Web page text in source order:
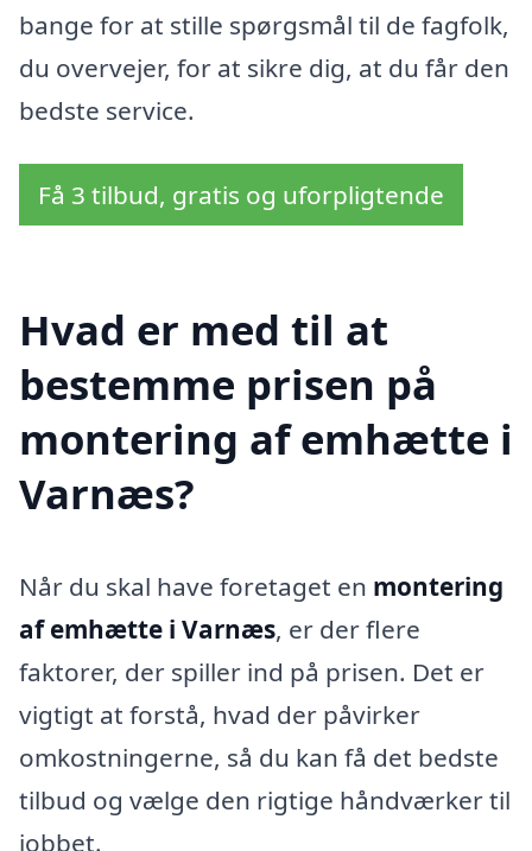
bange for at stille spørgsmål til de fagfolk,
du overvejer, for at sikre dig, at du får den
bedste service.
Få 3 tilbud, gratis og uforpligtende
Hvad er med til at
bestemme prisen på
montering af emhætte i
Varnæs?
Når du skal have foretaget en montering
af emhætte i Varnæs, er der flere
faktorer, der spiller ind på prisen. Det er
vigtigt at forstå, hvad der påvirker
omkostningerne, så du kan få det bedste
tilbud og vælge den rigtige håndværker til
jobbet.